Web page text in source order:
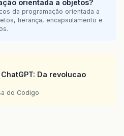
orientada a objetos?
da programação orientada a
herança, encapsulamento e
Da revolucao
do Codigo